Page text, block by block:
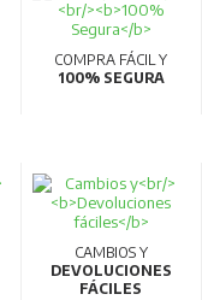
COMPRA FÁCIL Y
100% SEGURA
CAMBIOS Y
DEVOLUCIONES
FÁCILES